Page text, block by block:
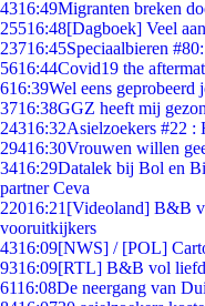
4316:49Migranten breken
25516:48[Dagboek] Veel
23716:45Speciaalbieren
5616:44Covid19 the
616:39Wel eens geprobeerd
3716:38GGZ heeft mij
24316:32Asielzoekers #22 :
29416:30Vrouwen willen
3416:29Datalek bij Bol en
partner Ceva
22016:21 [Videoland] B&B
vooruitkijkers
4316:09[NWS] / [POL]
9316:09[RTL] B&B vol
6116:08De neergang van